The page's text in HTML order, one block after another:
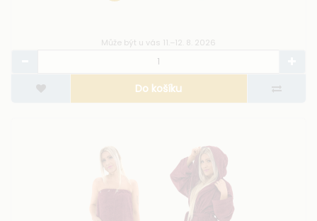
Může být u vás 11.–12. 8. 2026
Do košíku